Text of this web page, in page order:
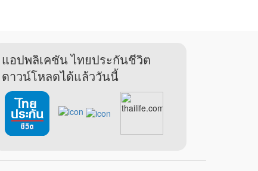
แอปพลิเคชัน ไทยประกันชีวิต
ดาวน์โหลดได้แล้ววันนี้